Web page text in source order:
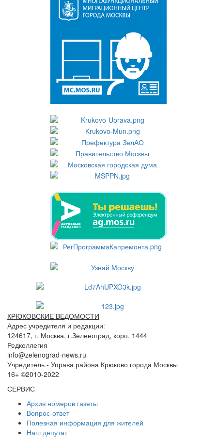
КРЮКОВСКИЕ ВЕДОМОСТИ
Адрес учредителя и редакции:
124617, г. Москва, г.Зеленоград, корп. 1444
Редколлегия
info@zelenograd-news.ru
Учредитель - Управа района Крюково города Москвы
16+ ©2010-2022
СЕРВИС
Архив номеров газеты
Вопрос-ответ
Полезная информация для жителей
Наш депутат